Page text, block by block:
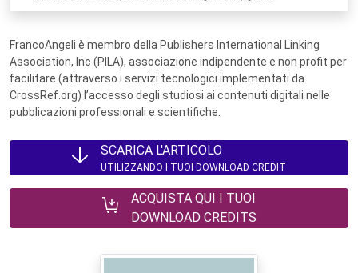
FrancoAngeli è membro della Publishers International Linking
Association, Inc (PILA), associazione indipendente e non profit per
facilitare (attraverso i servizi tecnologici implementati da
CrossRef.org) l’accesso degli studiosi ai contenuti digitali nelle
pubblicazioni professionali e scientifiche.
SCARICA L'ARTICOLO
UTILIZZANDO I TUOI DOWNLOAD CREDIT
ACQUISTA QUI I TUOI
DOWNLOAD CREDITS